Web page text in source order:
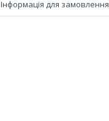
Інформація для замовлення